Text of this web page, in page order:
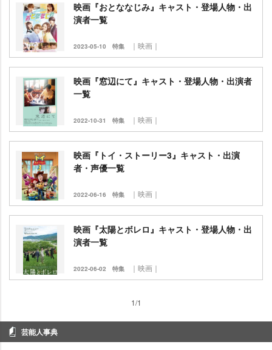
映画『おとななじみ』キャスト・登場人物・出
演者一覧
2023-05-10 特集 ｜映画｜
映画『窓辺にて』キャスト・登場人物・出演者
一覧
2022-10-31 特集 ｜映画｜
映画『トイ・ストーリー3』キャスト・出演
者・声優一覧
2022-06-16 特集 ｜映画｜
映画『太陽とボレロ』キャスト・登場人物・出
演者一覧
2022-06-02 特集 ｜映画｜
1/1
芸能人事典